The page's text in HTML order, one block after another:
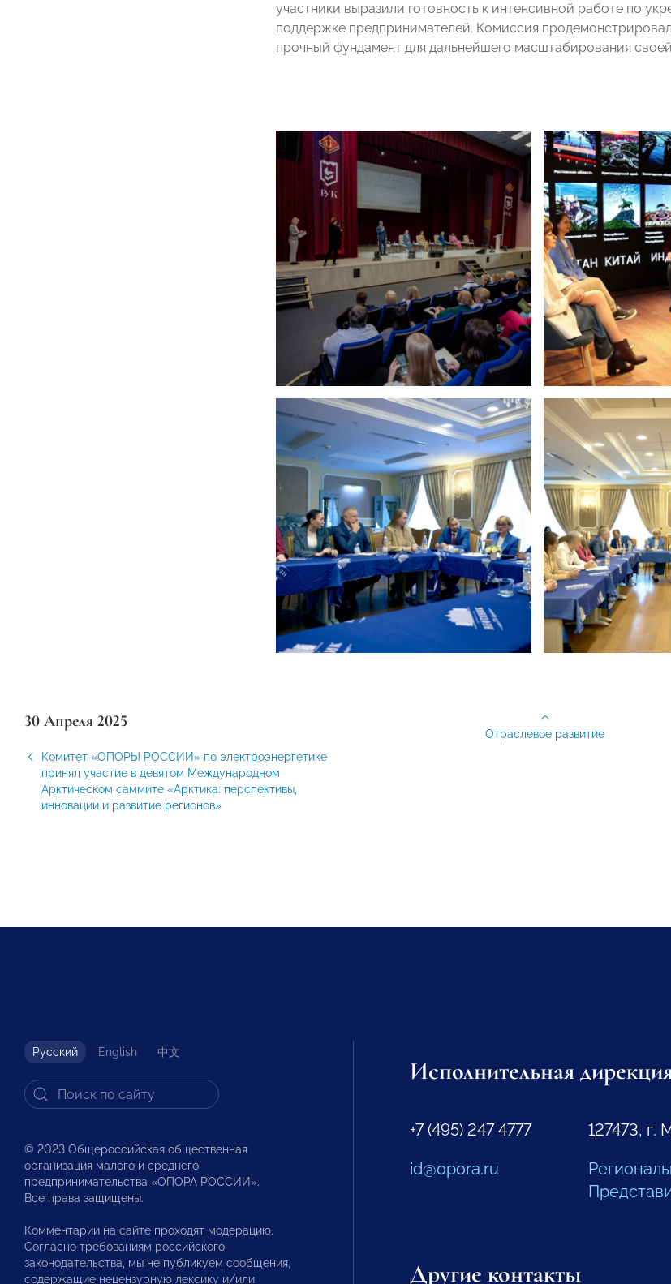
участники выразили готовность к интенсивной работе по
поддержке предпринимателей. Комиссия
прочный фундамент для дальнейшего масштабирования
30 Апреля 2025
Комитет «ОПОРЫ РОССИИ» по электроэнергетике
принял участие в девятом Международном
Арктическом саммите «Арктика: перспективы,
инновации и развитие регионов»
Отраслевое развитие
Русский English 中文
© 2023 Общероссийская общественная
организация малого и среднего
предпринимательства «ОПОРА РОССИИ».
Все права защищены.
Комментарии на сайте проходят модерацию.
Согласно требованиям российского
законодательства, мы не публикуем сообщения,
содержащие нецензурную лексику и/или
Исполнительная
+7 (495) 247 4777
id@opora.ru
127473, г.
Другие контакты